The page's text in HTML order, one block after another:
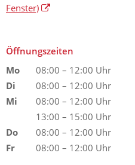
Fenster)
Öffnungszeiten
Mo
08:00 – 12:00 Uhr
Di
08:00 – 12:00 Uhr
Mi
08:00 – 12:00 Uhr
13:00 – 15:00 Uhr
Do
08:00 – 12:00 Uhr
Fr
08:00 – 12:00 Uhr